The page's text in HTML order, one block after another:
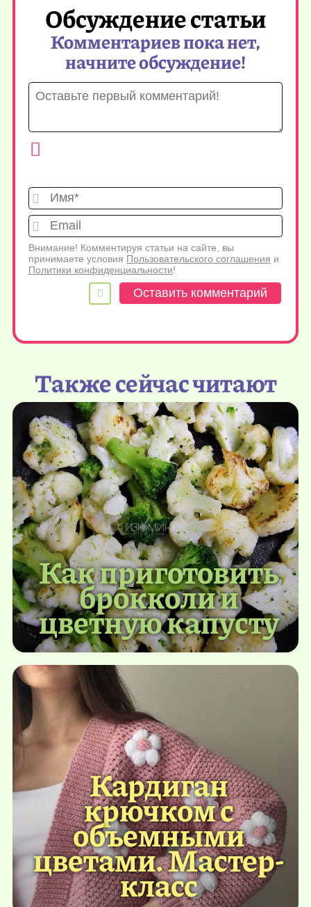
Обсуждение статьи
Комментариев пока нет,
начните обсуждение!
Имя*
Внимание! Комментируя статьи на сайте, вы
принимаете условия Пользовательского соглашения и
Политики конфиденциальности!
Также сейчас читают
Как приготовить
брокколи и
цветную капусту
Кардиган
крючком с
объемными
цветами. Мастер-
класс